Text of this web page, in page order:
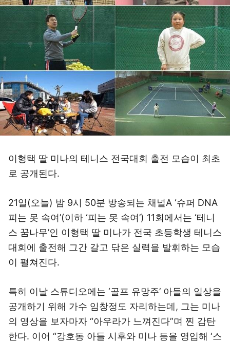
이형택 딸 미나의 테니스 전국대회 출전 모습이 최초
로 공개된다.
21일(오늘) 밤 9시 50분 방송되는 채널A ‘슈퍼 DNA
피는 못 속여’(이하 ‘피는 못 속여’) 11회에서는 ‘테니
스 꿈나무’인 이형택 딸 미나가 전국 초등학생 테니스
대회에 출전해 그간 갈고 닦은 실력을 발휘하는 모습
이 펼쳐진다.
특히 이날 스튜디오에는 ‘골프 유망주’ 아들의 일상을
공개하기 위해 가수 임창정도 자리하는데, 그는 미나
의 영상을 보자마자 “아우라가 느껴진다”며 찐 감탄
한다. 이어 “강호동 아들 시후와 미나 등을 영입해 ‘스